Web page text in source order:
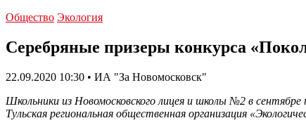
Общество Экология
Серебряные призеры конкурса
22.09.2020 10:30 • ИА "За Новомосковск"
Школьники из Новомосковского лицея и школы №2 в
Тульская региональная общественная организация